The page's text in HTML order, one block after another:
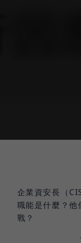
企業資安長（
職能是什麼？
戰？